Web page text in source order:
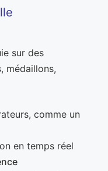
sur des
médaillons,
comme un
en temps réel